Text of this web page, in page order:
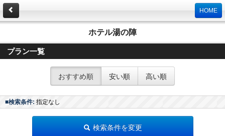
HOME
ホテル湯の陣
プラン一覧
おすすめ順 安い順 高い順
■検索条件: 指定なし
検索条件を変更